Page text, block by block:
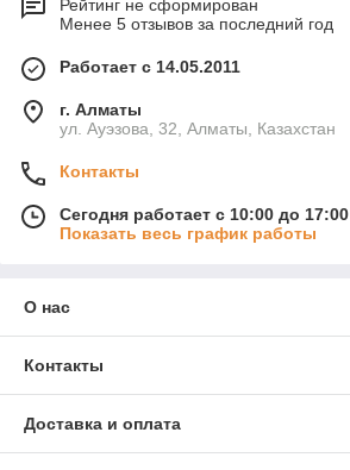
Рейтинг не сформирован
Менее 5 отзывов за последний год
Работает с 14.05.2011
г. Алматы
ул. Ауэзова, 32, Алматы, Казахстан
Контакты
Сегодня работает с 10:00 до 17:00
Показать весь график работы
О нас
Контакты
Доставка и оплата